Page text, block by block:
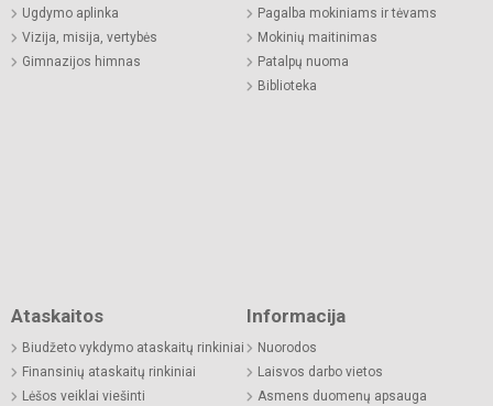
Ugdymo aplinka
Vizija, misija, vertybės
Gimnazijos himnas
Pagalba mokiniams ir tėvams
Mokinių maitinimas
Patalpų nuoma
Biblioteka
Ataskaitos
Biudžeto vykdymo ataskaitų rinkiniai
Finansinių ataskaitų rinkiniai
Lėšos veiklai viešinti
Informacija
Nuorodos
Laisvos darbo vietos
Asmens duomenų apsauga